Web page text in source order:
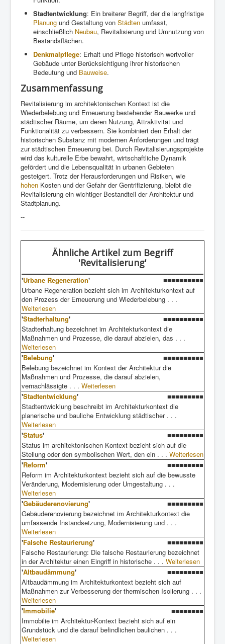
Stadtentwicklung: Ein breiterer Begriff, der die langfristige
Planung und Gestaltung von Städten umfasst,
einschließlich Neubau, Revitalisierung und Umnutzung von
Bestandsflächen.
Denkmalpflege: Erhalt und Pflege historisch wertvoller
Gebäude unter Berücksichtigung ihrer historischen
Bedeutung und Bauweise.
Zusammenfassung
Revitalisierung im architektonischen Kontext ist die
Wiederbelebung und Erneuerung bestehender Bauwerke und
städtischer Räume, um deren Nutzung, Attraktivität und
Funktionalität zu verbessern. Sie kombiniert den Erhalt der
historischen Substanz mit modernen Anforderungen und trägt
zur städtischen Erneuerung bei. Durch Revitalisierungsprojekte
wird das kulturelle Erbe bewahrt, wirtschaftliche Dynamik
gefördert und die Lebensqualität in urbanen Gebieten
gesteigert. Trotz der Herausforderungen und Risiken, wie
hohen Kosten und der Gefahr der Gentrifizierung, bleibt die
Revitalisierung ein wichtiger Bestandteil der Architektur und
Stadtplanung.
--
Ähnliche Artikel zum Begriff
'Revitalisierung'
'Urbane Regeneration'
■■■■■■■■■■
Urbane Regeneration bezieht sich im Architekturkontext auf
den Prozess der Erneuerung und Wiederbelebung . . .
Weiterlesen
'Stadterhaltung'
■■■■■■■■■■
Stadterhaltung bezeichnet im Architekturkontext die
Maßnahmen und Prozesse, die darauf abzielen, das . . .
Weiterlesen
'Belebung'
■■■■■■■■■■
Belebung bezeichnet im Kontext der Architektur die
Maßnahmen und Prozesse, die darauf abzielen,
vernachlässigte . . . Weiterlesen
'Stadtentwicklung'
■■■■■■■■■
Stadtentwicklung beschreibt im Architekturkontext die
planerische und bauliche Entwicklung städtischer . . .
Weiterlesen
'Status'
■■■■■■■■■
Status im architektonischen Kontext bezieht sich auf die
Stellung oder den symbolischen Wert, den ein . . . Weiterlesen
'Reform'
■■■■■■■■■
Reform im Architekturkontext bezieht sich auf die bewusste
Veränderung, Modernisierung oder Umgestaltung . . .
Weiterlesen
'Gebäuderenovierung'
■■■■■■■■■
Gebäuderenovierung bezeichnet im Architekturkontext die
umfassende Instandsetzung, Modernisierung und . . .
Weiterlesen
'Falsche Restaurierung'
■■■■■■■■■
Falsche Restaurierung: Die falsche Restaurierung bezeichnet
in der Architektur einen Eingriff in historische . . . Weiterlesen
'Altbaudämmung'
■■■■■■■■■
Altbaudämmung im Architekturkontext bezieht sich auf
Maßnahmen zur Verbesserung der thermischen Isolierung . . .
Weiterlesen
'Immobilie'
■■■■■■■■
Immobilie im Architektur-Kontext bezieht sich auf ein
Grundstück und die darauf befindlichen baulichen . . .
Weiterlesen